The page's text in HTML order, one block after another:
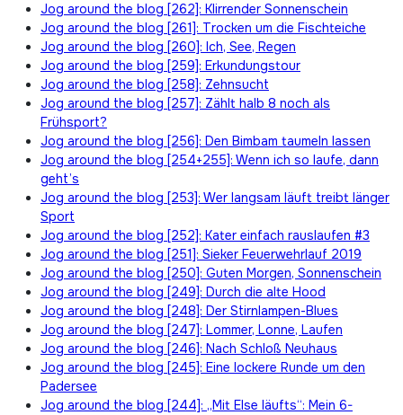
Jog around the blog [262]: Klirrender Sonnenschein
Jog around the blog [261]: Trocken um die Fischteiche
Jog around the blog [260]: Ich, See, Regen
Jog around the blog [259]: Erkundungstour
Jog around the blog [258]: Zehnsucht
Jog around the blog [257]: Zählt halb 8 noch als
Frühsport?
Jog around the blog [256]: Den Bimbam taumeln lassen
Jog around the blog [254+255]: Wenn ich so laufe, dann
geht’s
Jog around the blog [253]: Wer langsam läuft treibt länger
Sport
Jog around the blog [252]: Kater einfach rauslaufen #3
Jog around the blog [251]: Sieker Feuerwehrlauf 2019
Jog around the blog [250]: Guten Morgen, Sonnenschein
Jog around the blog [249]: Durch die alte Hood
Jog around the blog [248]: Der Stirnlampen-Blues
Jog around the blog [247]: Lommer, Lonne, Laufen
Jog around the blog [246]: Nach Schloß Neuhaus
Jog around the blog [245]: Eine lockere Runde um den
Padersee
Jog around the blog [244]: „Mit Else läufts“: Mein 6-